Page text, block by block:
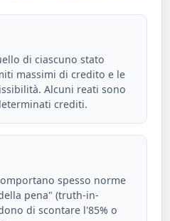
di ciascuno stato
massimi di credito e le
Alcuni reati sono
crediti.
spesso norme
pena" (truth-in-
di scontare l'85% o